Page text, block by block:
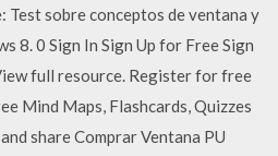
sobre conceptos de ventana y
8. 0 Sign In Sign Up for Free Sign
full resource. Register for free
Mind Maps, Flashcards, Quizzes
share Comprar Ventana PU